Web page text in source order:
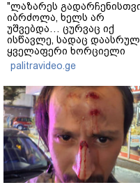
"ლაზარეს
იბრძოლა, ხელს არ
უშვებდა… ცურვაც იქ
ისწავლე, სადაც
ყველაფერი ხორციელი
ცხოვრებიდან" – რას წერს
ხობში დაღუპული დედა-
შვილის ახლობელი?
palitravideo.ge